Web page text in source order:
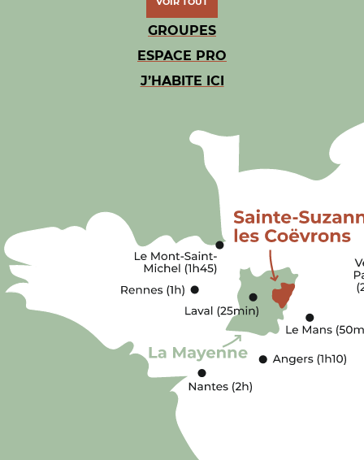
GROUPES
ESPACE PRO
J’HABITE ICI